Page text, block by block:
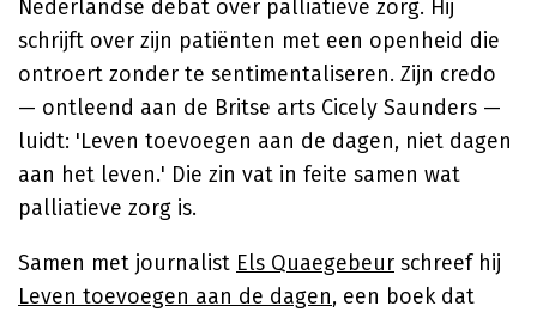
Nederlandse debat over palliatieve zorg. Hij
schrijft over zijn patiënten met een openheid die
ontroert zonder te sentimentaliseren. Zijn credo
— ontleend aan de Britse arts Cicely Saunders —
luidt: 'Leven toevoegen aan de dagen, niet dagen
aan het leven.' Die zin vat in feite samen wat
palliatieve zorg is.
Samen met journalist Els Quaegebeur schreef hij
Leven toevoegen aan de dagen, een boek dat